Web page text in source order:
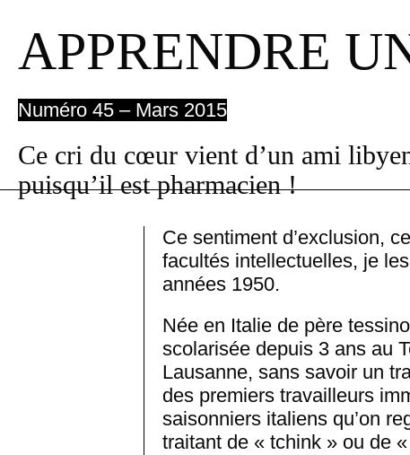
APPRENDRE
Numéro 45 – Mars 2015
Ce cri du cœur vient d’un ami
puisqu’il est pharmacien !
Ce sentiment d’exclusion,
facultés intellectuelles, je
années 1950.
Née en Italie de père
scolarisée depuis 3 ans au
Lausanne, sans savoir un
des premiers travailleurs
saisonniers italiens qu’on
traitant de « tchink » ou de